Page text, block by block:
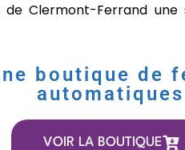
Clermont-Ferrand une
boutique de
automatiques
VOIR LA BOUTIQUE